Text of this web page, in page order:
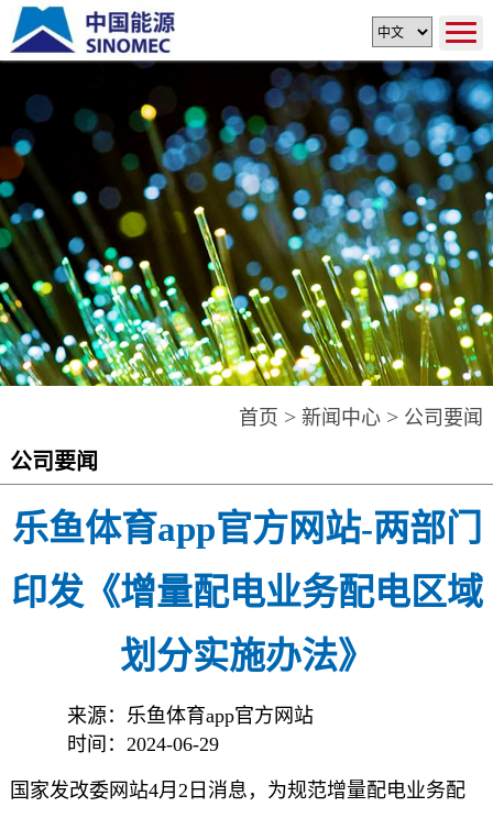
首页 >新闻中心 > 公司要闻
公司要闻
乐鱼体育app官方网站-两部门
印发《增量配电业务配电区域
划分实施办法》
来源：乐鱼体育app官方网站
时间：2024-06-29
国家发改委网站4月2日消息，为规范增量配电业务配